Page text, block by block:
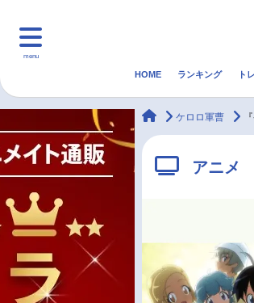
menu
マンガ・ラノベ ゲーム・アプリ
HOME ランキング ト
animateTimes
ケロロ軍曹
アニメ